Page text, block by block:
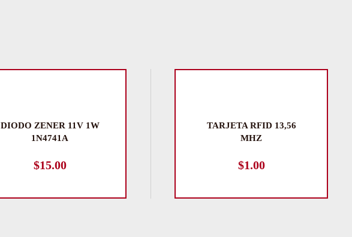
DIODO ZENER 11V 1W
1N4741A
$15.00
TARJETA RFID 13,56
MHZ
$1.00